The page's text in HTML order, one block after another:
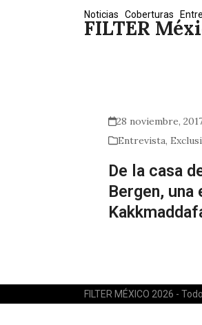
FILTER
Noticias Coberturas
28 noviembre,
Entrevista,
De la casa
Bergen,
FILTER MÉXICO 2026 -